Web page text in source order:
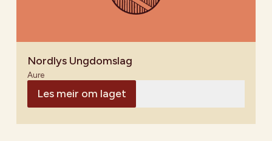
Nordlys Ungdomslag
Aure
Les meir om laget